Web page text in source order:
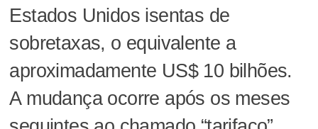
Estados Unidos isentas de
sobretaxas, o equivalente a
aproximadamente US$ 10 bilhões.
A mudança ocorre após os meses